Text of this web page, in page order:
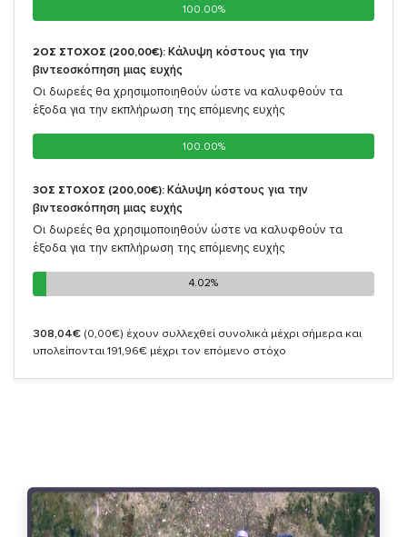
100.00%
100.00%
2ΟΣ ΣΤΟΧΟΣ (200,00€): Κάλυψη κόστους για την
βιντεοσκόπηση μιας ευχής
Οι δωρεές θα χρησιμοποιηθούν ώστε να καλυφθούν τα
έξοδα για την εκπλήρωση της επόμενης ευχής
100.00%
100.00%
3ΟΣ ΣΤΟΧΟΣ (200,00€): Κάλυψη κόστους για την
βιντεοσκόπηση μιας ευχής
Οι δωρεές θα χρησιμοποιηθούν ώστε να καλυφθούν τα
έξοδα για την εκπλήρωση της επόμενης ευχής
4.02%
4.02%
308,04€ (0,00€) έχουν συλλεχθεί συνολικά μέχρι σήμερα και
υπολείπονται 191,96€ μέχρι τον επόμενο στόχο